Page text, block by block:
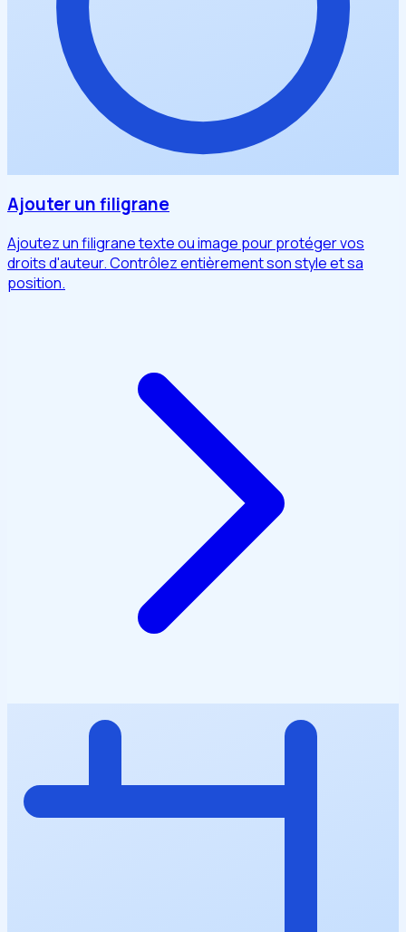
Ajouter un filigrane
Ajoutez un filigrane texte ou image pour protéger vos
droits d'auteur. Contrôlez entièrement son style et sa
position.